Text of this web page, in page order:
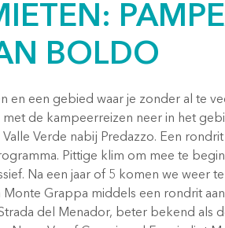
BOLDO
en een gebied waar je zonder al te
de kampeerreizen neer in het
Verde nabij Predazzo. Een
Pittige klim om mee te
Na een jaar of 5 komen we weer
Grappa middels een rondrit
del Menador, beter bekend als